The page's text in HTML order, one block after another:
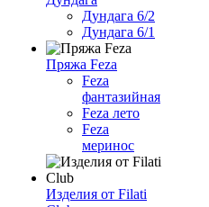
Дундага 6/2
Дундага 6/1
Пряжа Feza
Feza
фантазийная
Feza лето
Feza
меринос
Изделия от Filati